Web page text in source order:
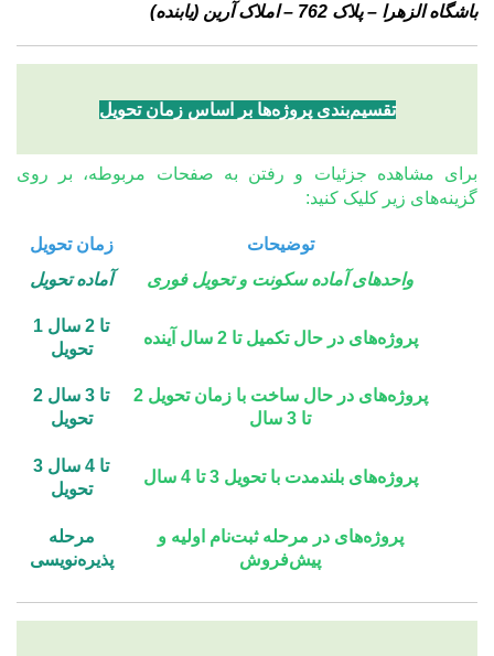
باشگاه الزهرا – پلاک 762 –
املاک آرین (یابنده)
تقسیم‌بندی پروژه‌ها بر اساس زمان تحویل
برای مشاهده جزئیات و رفتن به صفحات مربوطه، بر روی
گزینه‌های زیر کلیک کنید:
زمان تحویل
توضیحات
آماده تحویل
واحدهای آماده سکونت و تحویل فوری
1 تا 2 سال
تحویل
پروژه‌های در حال تکمیل تا 2 سال آینده
2 تا 3 سال
تحویل
پروژه‌های در حال ساخت با زمان تحویل 2
تا 3 سال
3 تا 4 سال
تحویل
پروژه‌های بلندمدت با تحویل 3 تا 4 سال
مرحله
پذیره‌نویسی
پروژه‌های در مرحله ثبت‌نام اولیه و
پیش‌فروش